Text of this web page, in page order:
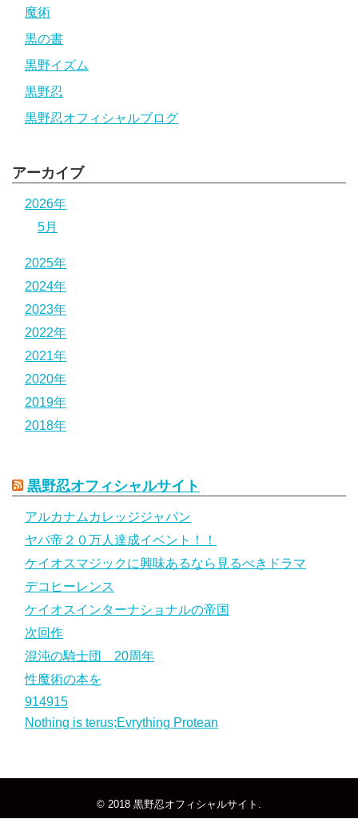
魔術
黒の書
黒野イズム
黒野忍
黒野忍オフィシャルブログ
アーカイブ
2026年
5月
2025年
2024年
2023年
2022年
2021年
2020年
2019年
2018年
黒野忍オフィシャルサイト
アルカナムカレッジジャパン
ヤバ帝２０万人達成イベント！！
ケイオスマジックに興味あるなら見るべきドラマ
デコヒーレンス
ケイオスインターナショナルの帝国
次回作
混沌の騎士団 20周年
性魔術の本を
914915
Nothing is terus;Evrything Protean
© 2018 黒野忍オフィシャルサイト